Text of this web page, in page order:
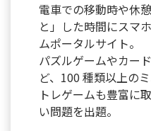
電車での移動時や休
と」した時間にスマ
ムポータルサイト。
パズルゲームやカー
ど、100 種類以上の
トレゲームも豊富に
い問題を出題。